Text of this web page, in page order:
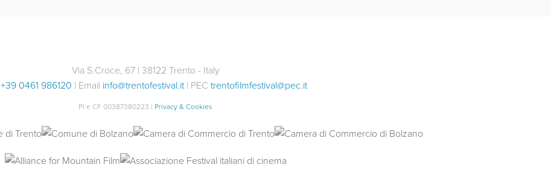
Via S.Croce, 67 | 38122 Trento - Italy
+39 0461 986120 | Email info@trentofestival.it| PEC trentofilmfestival@pec.it
PI e CF 00387380223 | Privacy & Cookies